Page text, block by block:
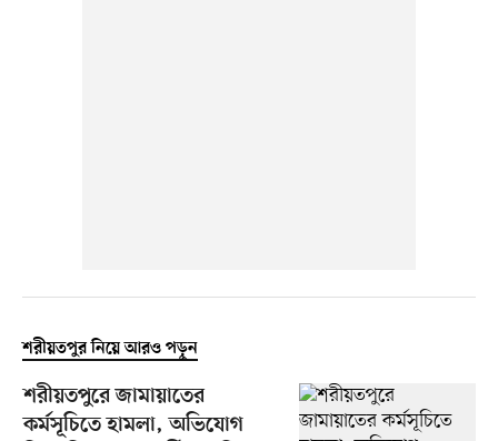
শরীয়তপুর নিয়ে আরও পড়ুন
শরীয়তপুরে জামায়াতের
কর্মসূচিতে হামলা, অভিযোগ